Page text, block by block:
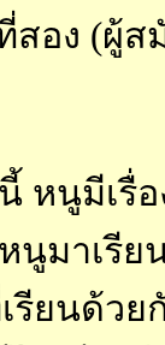
อง (ผู้ส
หนูมีเรื่
มาเรีย
รียนด้ว